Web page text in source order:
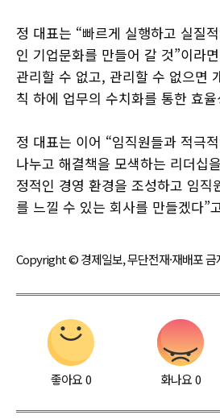
정 대표는 “빠르게 실행하고 실질
인 기업문화를 만들어 갈 것”이라
관리할 수 없고, 관리할 수 없으면
칙 하에 업무의 수치화를 통한 효
정 대표는 이어 “임직원들과 적극
나누고 해결책을 모색하는 리더십
정적인 경영 환경을 조성하고 임직
를 느낄 수 있는 회사를 만들겠다”
Copyright © 경제일보, 무단전재·재배포 금
좋아요0 화나요0